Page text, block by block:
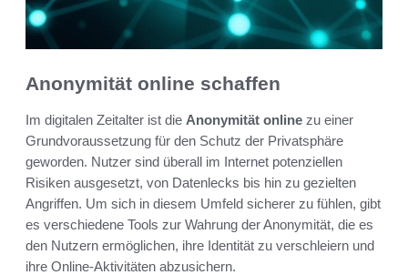
Anonymität online schaffen
Im digitalen Zeitalter ist die Anonymität online zu einer
Grundvoraussetzung für den Schutz der Privatsphäre
geworden. Nutzer sind überall im Internet potenziellen
Risiken ausgesetzt, von Datenlecks bis hin zu gezielten
Angriffen. Um sich in diesem Umfeld sicherer zu fühlen, gibt
es verschiedene Tools zur Wahrung der Anonymität, die es
den Nutzern ermöglichen, ihre Identität zu verschleiern und
ihre Online-Aktivitäten abzusichern.